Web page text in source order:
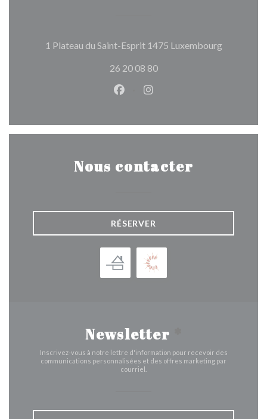
1 Plateau du Saint-Esprit 1475 Luxembourg((ouvre
26 20 08 80
Facebook ((ouvre une
Instagram ((ouvre une
Nous contacter
RÉSERVER
Newsletter
Inscrivez-vous à notre lettre d'information pour recevoir des
communications personnalisées et des offres marketing par
courriel.